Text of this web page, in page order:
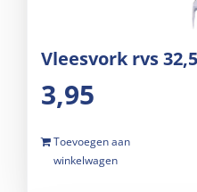
Vleesvork rvs
3,95
Toevoegen aan
winkelwagen